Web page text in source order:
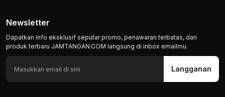
Newsletter
Dapatkan info eksklusif seputar promo, penawaran terbatas, dan
produk terbaru JAMTANGAN.COM langsung di inbox emailmu.
Langganan